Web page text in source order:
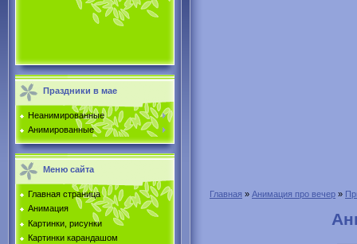
Праздники в мае
Неанимированные
Анимированные
Меню сайта
Главная страница
Анимация
Картинки, рисунки
Картинки карандашом
Главная » Анимация про вечер »